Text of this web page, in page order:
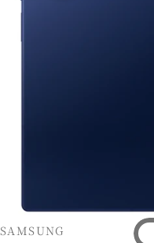
販売業者
SAMSUNG